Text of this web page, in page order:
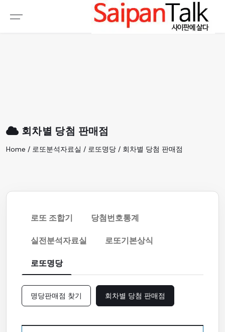
회차별 당첨 판매점
Home / 로또분석자료실 / 로또명당 / 회차별 당첨 판매점
로또 조합기
당첨번호통계
실전분석자료실
로또기본상식
로또명당
명당판매점 찾기 회차별 당첨 판매점
여행정보
생활정보
갤러리 & 동영상